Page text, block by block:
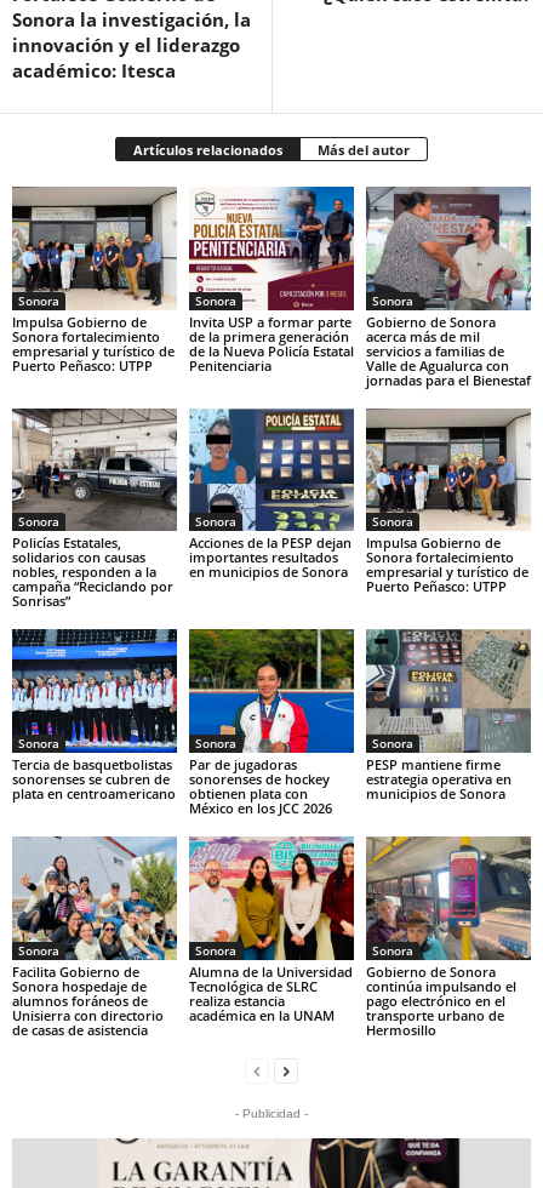
Sonora la investigación, la
innovación y el liderazgo
académico: Itesca
Artículos relacionados Más del autor
Sonora
Impulsa Gobierno de
Sonora fortalecimiento
empresarial y turístico de
Puerto Peñasco: UTPP
Sonora
Invita USP a formar parte
de la primera generación
de la Nueva Policía Estatal
Penitenciaria
Sonora
Gobierno de Sonora
acerca más de mil
servicios a familias de
Valle de Agualurca con
jornadas para el Bienestaf
Sonora
Policías Estatales,
solidarios con causas
nobles, responden a la
campaña “Reciclando por
Sonrisas”
Sonora
Acciones de la PESP dejan
importantes resultados
en municipios de Sonora
Sonora
Impulsa Gobierno de
Sonora fortalecimiento
empresarial y turístico de
Puerto Peñasco: UTPP
Sonora
Tercia de basquetbolistas
sonorenses se cubren de
plata en centroamericano
Sonora
Par de jugadoras
sonorenses de hockey
obtienen plata con
México en los JCC 2026
Sonora
PESP mantiene firme
estrategia operativa en
municipios de Sonora
Sonora
Facilita Gobierno de
Sonora hospedaje de
alumnos foráneos de
Unisierra con directorio
de casas de asistencia
Sonora
Alumna de la Universidad
Tecnológica de SLRC
realiza estancia
académica en la UNAM
Sonora
Gobierno de Sonora
continúa impulsando el
pago electrónico en el
transporte urbano de
Hermosillo
- Publicidad -